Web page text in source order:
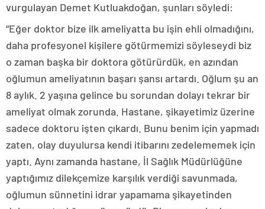
vurgulayan Demet Kutluakdoğan, şunları söyledi:
“Eğer doktor bize ilk ameliyatta bu işin ehli olmadığını,
daha profesyonel kişilere götürmemizi söyleseydi biz
o zaman başka bir doktora götürürdük, en azından
oğlumun ameliyatının başarı şansı artardı. Oğlum şu an
8 aylık. 2 yaşına gelince bu sorundan dolayı tekrar bir
ameliyat olmak zorunda. Hastane, şikayetimiz üzerine
sadece doktoru işten çıkardı. Bunu benim için yapmadı
zaten, olay duyulursa kendi itibarını zedelememek için
yaptı. Aynı zamanda hastane, İl Sağlık Müdürlüğüne
yaptığımız dilekçemize karşılık verdiği savunmada,
oğlumun sünnetini idrar yapamama şikayetinden